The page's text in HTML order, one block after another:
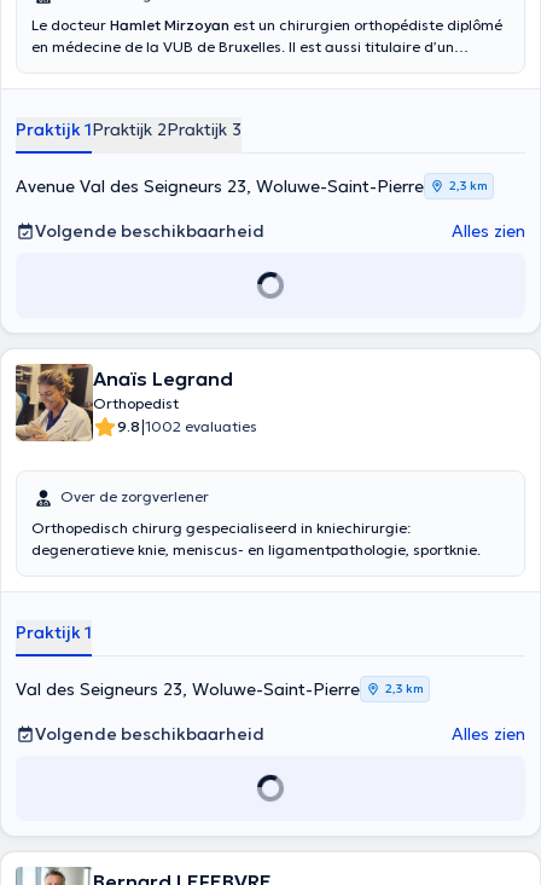
Le docteur Hamlet Mirzoyan est un chirurgien orthopédiste diplômé
en médecine de la VUB de Bruxelles. Il est aussi titulaire d’un
cheville/blessures liés au sport à la VUB. S’exprimant en français, en
Center le mardi de 18h à 21h.
Praktijk 1Praktijk 2Praktijk 3
Avenue Val des Seigneurs 23, Woluwe-Saint-Pierre 2,3 km
Volgende beschikbaarheid Alles zien
Anaïs Legrand
Orthopedist
9.8|1002 evaluaties
Over de zorgverlener
Orthopedisch chirurg gespecialiseerd in kniechirurgie:
degeneratieve knie, meniscus- en ligamentpathologie, sportknie.
Praktijk 1
Val des Seigneurs 23, Woluwe-Saint-Pierre 2,3 km
Volgende beschikbaarheid Alles zien